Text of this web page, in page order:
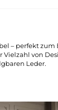
– perfekt
Vielzahl von
Leder.